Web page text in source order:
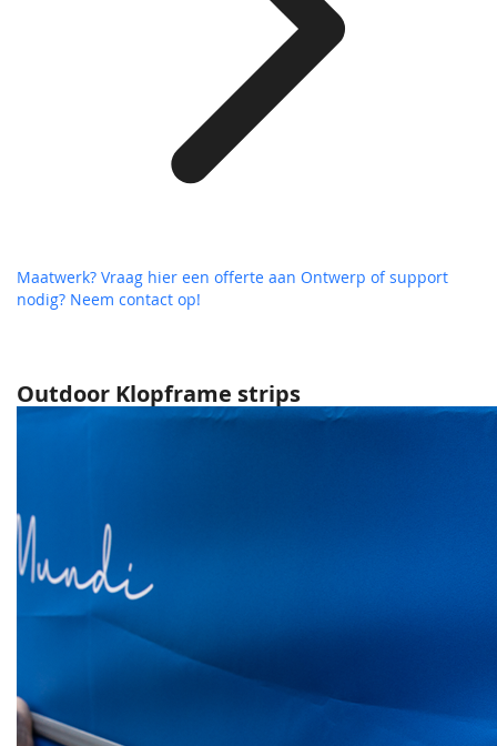
Outdoor Klopframe strips
Maatwerk? Vraag hier een offerte aan Ontwerp of support
nodig? Neem contact op!